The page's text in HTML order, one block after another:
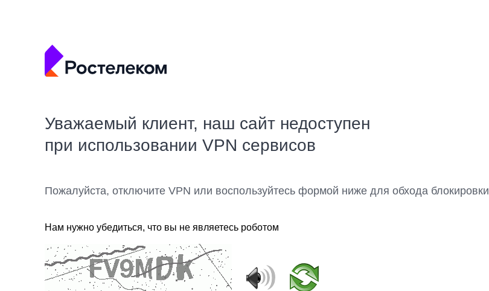
Уважаемый клиент, наш сайт недоступен
при использовании VPN сервисов
Пожалуйста, отключите VPN или воспользуйтесь формой ниже для обхода блокировки
Нам нужно убедиться, что вы не являетесь роботом